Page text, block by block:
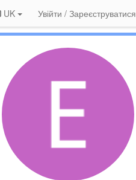
UK Увійти / Зареєструватися